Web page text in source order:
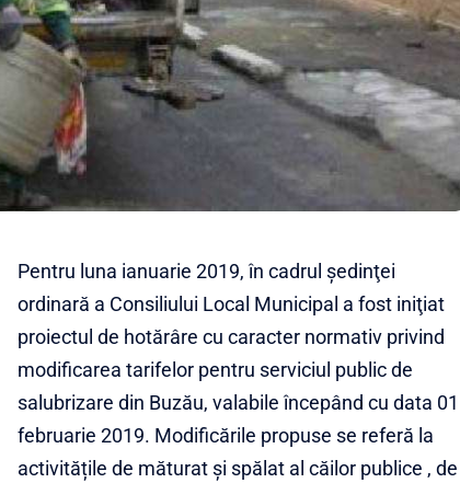
Pentru luna ianuarie 2019, în cadrul şedinţei
ordinară a Consiliului Local Municipal a fost iniţiat
proiectul de hotărâre cu caracter normativ privind
modificarea tarifelor pentru serviciul public de
salubrizare din Buzău, valabile începând cu data 01
februarie 2019. Modificările propuse se referă la
activitățile de măturat și spălat al căilor publice , de